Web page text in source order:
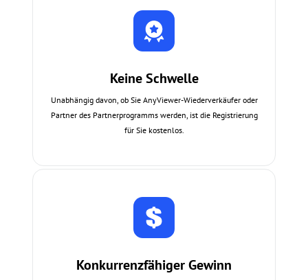
Keine Schwelle
Unabhängig davon, ob Sie AnyViewer-Wiederverkäufer oder
Partner des Partnerprogramms werden, ist die Registrierung
für Sie kostenlos.
Konkurrenzfähiger Gewinn